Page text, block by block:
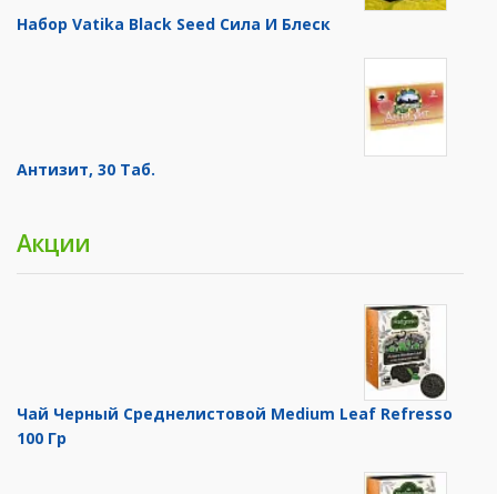
Набор Vatika Black Seed Сила И Блеск
Антизит, 30 Таб.
Акции
Чай Черный Среднелистовой Medium Leaf Refresso
100 Гр